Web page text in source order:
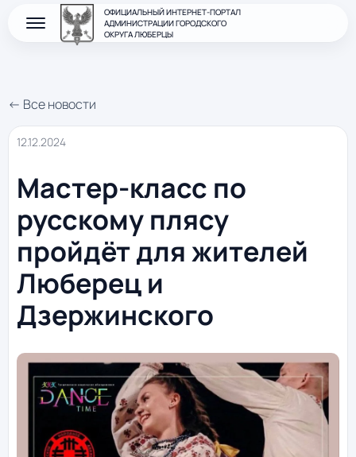
ОФИЦИАЛЬНЫЙ ИНТЕРНЕТ-ПОРТАЛ
АДМИНИСТРАЦИИ ГОРОДСКОГО
ОКРУГА ЛЮБЕРЦЫ
← Все новости
12.12.2024
Мастер-класс по
русскому плясу
пройдёт для жителей
Люберец и
Дзержинского